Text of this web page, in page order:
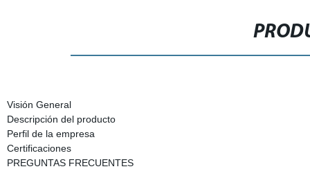
Visión General
Descripción del producto
Perfil de la empresa
Certificaciones
PREGUNTAS FRECUENTES